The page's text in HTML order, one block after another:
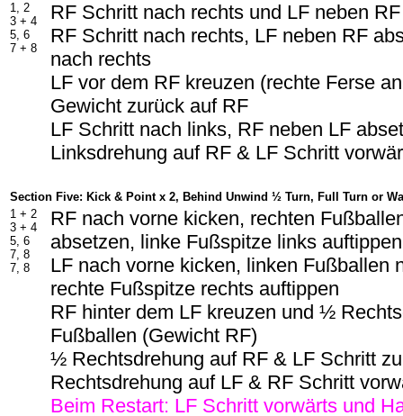
1, 2
3 + 4
5, 6
7 + 8
RF Schritt nach rechts und LF neben
RF Schritt nach rechts, LF neben RF
nach rechts
LF vor dem RF kreuzen (rechte Ferse
Gewicht zurück auf RF
LF Schritt nach links, RF neben LF
Linksdrehung auf RF & LF Schritt
Section Five: Kick & Point x 2, Behind Unwind ½ Turn, Full Turn or
1 + 2
3 + 4
5, 6
7, 8
7, 8
RF nach vorne kicken, rechten
absetzen, linke Fußspitze links auftippen
LF nach vorne kicken, linken Fußballen
rechte Fußspitze rechts auftippen
RF hinter dem LF kreuzen und ½
Fußballen (Gewicht RF)
½ Rechtsdrehung auf RF & LF Schritt
Rechtsdrehung auf LF & RF Schritt
Beim Restart: LF Schritt vorwärts und